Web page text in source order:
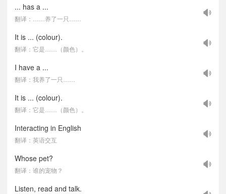
... has a ...
翻译：……养了一只……
It is ... (colour).
翻译：它是……（颜色）。
I have a ...
翻译：我养了一只……
It is ... (colour).
翻译：它是……（颜色）。
Interacting in English
翻译：英语交互
Whose pet?
翻译：谁的宠物？
Listen, read and talk.